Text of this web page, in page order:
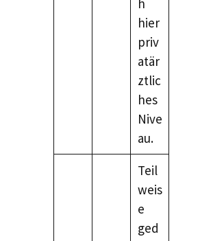
hier
priv
atär
ztlic
hes
Nive
au.
Teil
weis
e
ged